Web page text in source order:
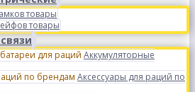
товары
товары
Аккумуляторные
Аксессуары для раций по